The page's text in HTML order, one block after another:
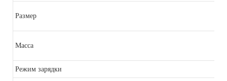
Размер
Масса
Режим зарядки